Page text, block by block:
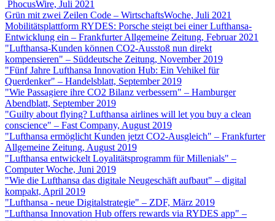
PhocusWire, Juli 2021
Grün mit zwei Zeilen Code – WirtschaftsWoche, Juli 2021
Mobilitätsplattform RYDES: Porsche steigt bei einer Lufthansa-
Entwicklung ein – Frankfurter Allgemeine Zeitung, Februar 2021
"Lufthansa-Kunden können CO2-Ausstoß nun direkt
kompensieren" – Süddeutsche Zeitung, November 2019
"Fünf Jahre Lufthansa Innovation Hub: Ein Vehikel für
Querdenker" – Handelsblatt, September 2019
"Wie Passagiere ihre CO2 Bilanz verbessern" – Hamburger
Abendblatt, September 2019
"Guilty about flying? Lufthansa airlines will let you buy a clean
conscience" – Fast Company, August 2019
"Lufthansa ermöglicht Kunden jetzt CO2-Ausgleich" – Frankfurter
Allgemeine Zeitung, August 2019
"Lufthansa entwickelt Loyalitätsprogramm für Millenials" –
Computer Woche, Juni 2019
"Wie die Lufthansa das digitale Neugeschäft aufbaut" – digital
kompakt, April 2019
"Lufthansa - neue Digitalstrategie" – ZDF, März 2019
"Lufthansa Innovation Hub offers rewards via RYDES app" –